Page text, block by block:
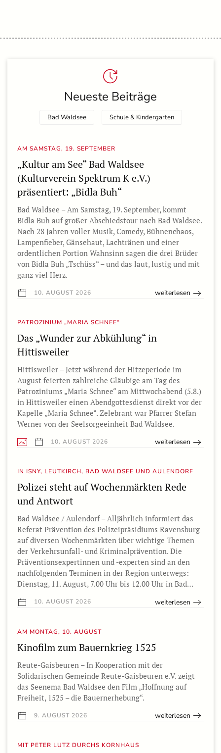
Neueste Beiträge
Bad Waldsee Schule & Kindergarten
AM SAMSTAG, 19. SEPTEMBER
„Kultur am See“ Bad Waldsee
(Kulturverein Spektrum K e.V.)
präsentiert: „Bidla Buh“
Bad Waldsee – Am Samstag, 19. September, kommt
Bidla Buh auf großer Abschiedstour nach Bad Waldsee.
Nach 28 Jahren voller Musik, Comedy, Bühnenchaos,
Lampenfieber, Gänsehaut, Lachtränen und einer
ordentlichen Portion Wahnsinn sagen die drei Brüder
von Bidla Buh „Tschüss“ – und das laut, lustig und mit
ganz viel Herz.
10. AUGUST 2026 weiterlesen
PATROZINIUM „MARIA SCHNEE“
Das „Wunder zur Abkühlung“ in
Hittisweiler
Hittisweiler – Jetzt während der Hitzeperiode im
August feierten zahlreiche Gläubige am Tag des
Patroziniums „Maria Schnee“ am Mittwochabend (5.8.)
in Hittisweiler einen Abendgottesdienst direkt vor der
Kapelle „Maria Schnee“. Zelebrant war Pfarrer Stefan
Werner von der Seelsorgeeinheit Bad Waldsee.
10. AUGUST 2026 weiterlesen
IN ISNY, LEUTKIRCH, BAD WALDSEE UND AULENDORF
Polizei steht auf Wochenmärkten Rede
und Antwort
Bad Waldsee / Aulendorf – Alljährlich informiert das
Referat Prävention des Polizeipräsidiums Ravensburg
auf diversen Wochenmärkten über wichtige Themen
der Verkehrsunfall- und Kriminalprävention. Die
Präventionsexpertinnen und -experten sind an den
nachfolgenden Terminen in der Region unterwegs:
Dienstag, 11. August, 7.00 Uhr bis 12.00 Uhr in Bad…
10. AUGUST 2026 weiterlesen
AM MONTAG, 10. AUGUST
Kinofilm zum Bauernkrieg 1525
Reute-Gaisbeuren – In Kooperation mit der
Solidarischen Gemeinde Reute-Gaisbeuren e.V. zeigt
das Seenema Bad Waldsee den Film „Hoffnung auf
Freiheit, 1525 – die Bauernerhebung“.
9. AUGUST 2026 weiterlesen
MIT PETER LUTZ DURCHS KORNHAUS